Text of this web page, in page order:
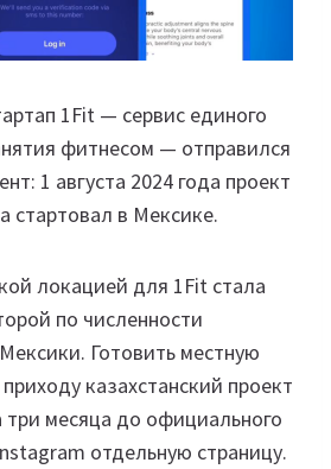
1Fit — сервис единого
фитнесом — отправился
1 августа 2024 года проект
стартовал в Мексике.
локацией для 1Fit стала
по численности
Готовить местную
казахстанский проект
три месяца до официального
отдельную страницу.